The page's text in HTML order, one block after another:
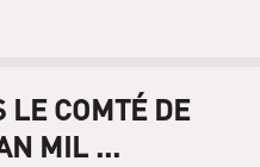
LE COMTÉ DE
MIL ...